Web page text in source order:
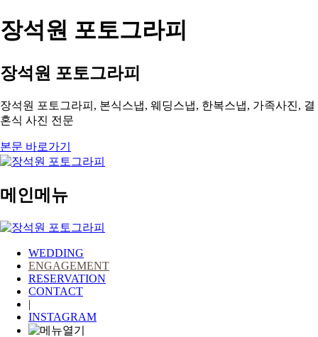
장석원 포토그라피
장석원 포토그라피
장석원 포토그라피, 본식스냅, 웨딩스냅, 한복스냅, 가족사진, 결
혼식 사진 전문
본문 바로가기
메인메뉴
WEDDING
ENGAGEMENT
RESERVATION
CONTACT
|
INSTAGRAM